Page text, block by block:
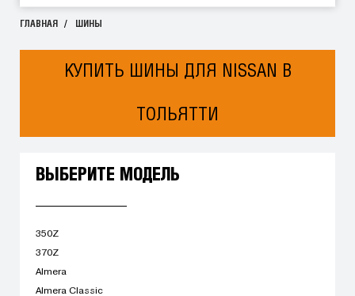
ГЛАВНАЯ ШИНЫ
КУПИТЬ ШИНЫ ДЛЯ NISSAN В
ТОЛЬЯТТИ
ВЫБЕРИТЕ МОДЕЛЬ
350Z
370Z
Almera
Almera Classic